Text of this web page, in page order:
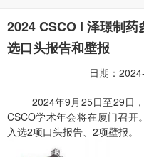
2024 CSCO I 泽璟制
选口头报告和壁报
日期：
2024年9月25日至29日，
CSCO学术年会将在厦门召
入选2项口头报告、2项壁报。